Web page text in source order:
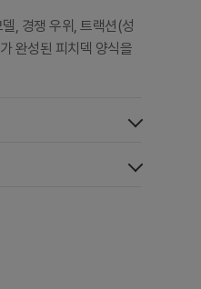
, 경쟁 우위, 트랙션(성
완성된 피치덱 양식을